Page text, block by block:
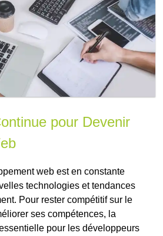
pour Devenir
web est en constante
technologies et tendances
Pour rester compétitif sur le
ses compétences, la
pour les développeurs